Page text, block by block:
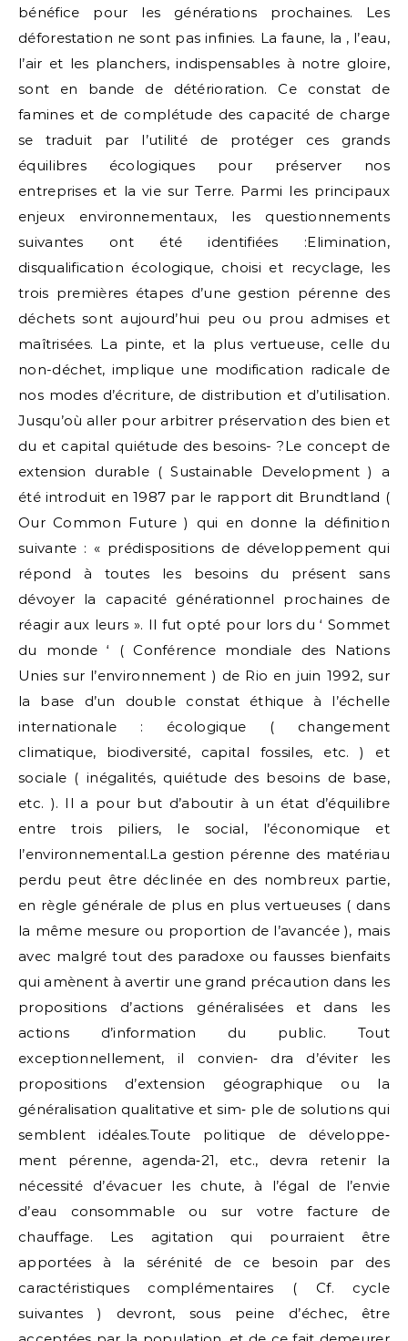
bénéfice pour les générations prochaines. Les
déforestation ne sont pas infinies. La faune, la , l’eau,
l’air et les planchers, indispensables à notre gloire,
sont en bande de détérioration. Ce constat de
famines et de complétude des capacité de charge
se traduit par l’utilité de protéger ces grands
équilibres écologiques pour préserver nos
entreprises et la vie sur Terre. Parmi les principaux
enjeux environnementaux, les questionnements
suivantes ont été identifiées :Elimination,
disqualification écologique, choisi et recyclage, les
trois premières étapes d’une gestion pérenne des
déchets sont aujourd’hui peu ou prou admises et
maîtrisées. La pinte, et la plus vertueuse, celle du
non-déchet, implique une modification radicale de
nos modes d’écriture, de distribution et d’utilisation.
Jusqu’où aller pour arbitrer préservation des bien et
du et capital quiétude des besoins- ?Le concept de
extension durable ( Sustainable Development ) a
été introduit en 1987 par le rapport dit Brundtland (
Our Common Future ) qui en donne la définition
suivante : « prédispositions de développement qui
répond à toutes les besoins du présent sans
dévoyer la capacité générationnel prochaines de
réagir aux leurs ». Il fut opté pour lors du ‘ Sommet
du monde ‘ ( Conférence mondiale des Nations
Unies sur l’environnement ) de Rio en juin 1992, sur
la base d’un double constat éthique à l’échelle
internationale : écologique ( changement
climatique, biodiversité, capital fossiles, etc. ) et
sociale ( inégalités, quiétude des besoins de base,
etc. ). Il a pour but d’aboutir à un état d’équilibre
entre trois piliers, le social, l’économique et
l’environnemental.La gestion pérenne des matériau
perdu peut être déclinée en des nombreux partie,
en règle générale de plus en plus vertueuses ( dans
la même mesure ou proportion de l’avancée ), mais
avec malgré tout des paradoxe ou fausses bienfaits
qui amènent à avertir une grand précaution dans les
propositions d’actions généralisées et dans les
actions d’information du public. Tout
exceptionnellement, il convien‑ dra d’éviter les
propositions d’extension géographique ou la
généralisation qualitative et sim‑ ple de solutions qui
semblent idéales.Toute politique de développe‑
ment pérenne, agenda‑21, etc., devra retenir la
nécessité d’évacuer les chute, à l’égal de l’envie
d’eau consommable ou sur votre facture de
chauffage. Les agitation qui pourraient être
apportées à la sérénité de ce besoin par des
caractéristiques complémentaires ( Cf. cycle
suivantes ) devront, sous peine d’échec, être